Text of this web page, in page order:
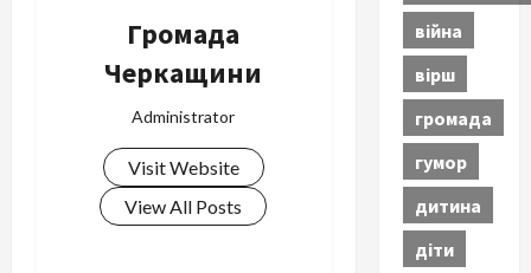
Громада
Черкащини
Administrator
Visit Website
View All Posts
війна
вірш
громада
гумор
дитина
діти